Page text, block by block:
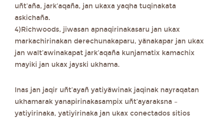
uñt’aña, jark’aqaña, jan ukaxa yaqha tuqinakata
askichaña.
4)Richwoods, jiwasan apnaqirinakasaru jan ukax
markachirinakan derechunakaparu, yänakapar jan ukax
jan walt’awinakapat jark’aqaña kunjamatix kamachix
mayiki jan ukax jayski ukhama.
Inas jan jaqir uñt’ayañ yatiyäwinak jaqinak nayraqatan
ukhamarak yanapirinakasampix uñt’ayaraksna –
yatiyirinaka, yatiyirinaka jan ukax conectados sitios